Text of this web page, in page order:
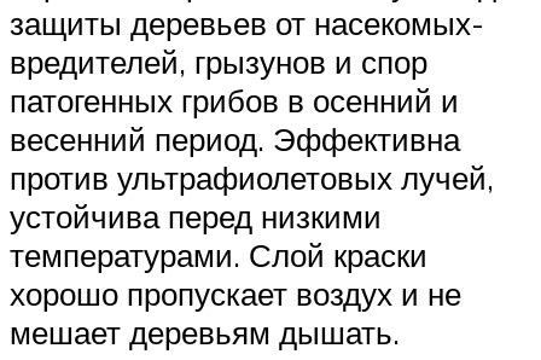
защиты деревьев от насекомых-
вредителей, грызунов и спор
патогенных грибов в осенний и
весенний период. Эффективна
против ультрафиолетовых лучей,
устойчива перед низкими
температурами. Слой краски
хорошо пропускает воздух и не
мешает деревьям дышать.